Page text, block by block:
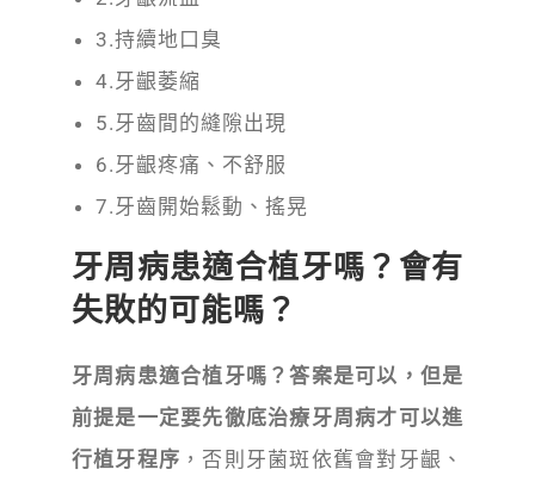
3.持續地口臭
4.牙齦萎縮
5.牙齒間的縫隙出現
6.牙齦疼痛、不舒服
7.牙齒開始鬆動、搖晃
牙周病患適合植牙嗎？會有
失敗的可能嗎？
牙周病患適合植牙嗎？答案是可以，但是
前提是一定要先徹底治療牙周病才可以進
行植牙程序 ，否則牙菌斑依舊會對牙齦、